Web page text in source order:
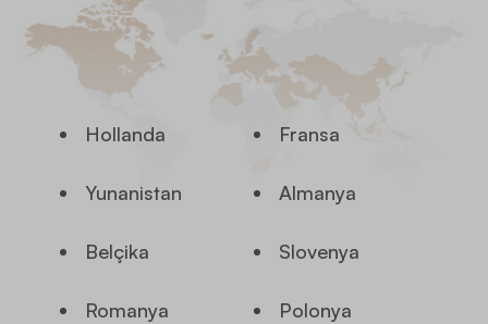
Hollanda Fransa
Yunanistan Almanya
Belçika Slovenya
Romanya Polonya